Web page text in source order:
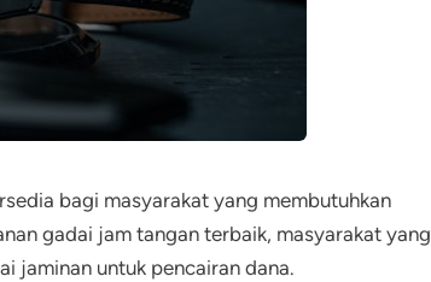
bagi masyarakat yang membutuhkan
gadai jam tangan terbaik, masyarakat yang
jaminan untuk pencairan dana.